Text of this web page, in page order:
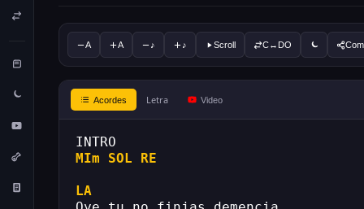
A A ♪ ♪ Scroll C↔DO
Acordes Letra Video
INTRO
MIm
SOL RE
LA